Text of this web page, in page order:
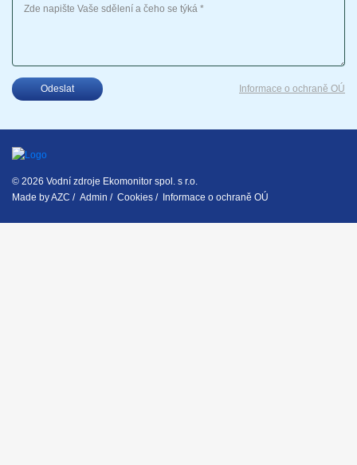
Odeslat Informace o ochraně OÚ
© 2026 Vodní zdroje Ekomonitor spol. s r.o.
Made byAZC / Admin / Cookies / Informace o ochraně OÚ